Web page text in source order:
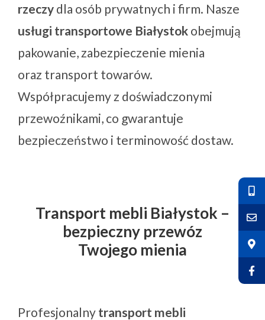
rzeczy dla osób prywatnych i firm. Nasze
usługi transportowe Białystok obejmują
pakowanie, zabezpieczenie mienia
oraz transport towarów.
Współpracujemy z doświadczonymi
przewoźnikami, co gwarantuje
bezpieczeństwo i terminowość dostaw.
Transport mebli Białystok –
bezpieczny przewóz
Twojego mienia
Profesjonalny transport mebli